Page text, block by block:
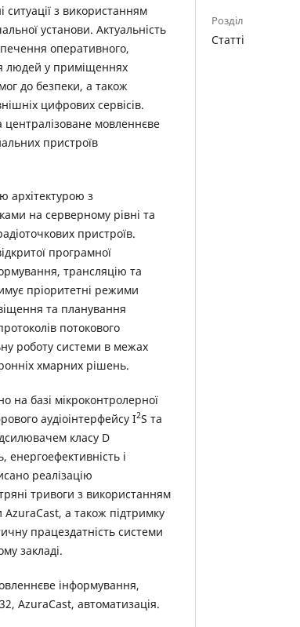
з використанням
установи. Актуальність
оперативного,
людей у приміщеннях
до безпеки, а також
цифрових сервісів.
централізоване мовленнєве
пристроїв
архітектурою з
на серверному рівні та
пристроїв.
програмної
трансляцію та
пріоритетні режими
та планування
потокового
роботу системи в межах
хмарних рішень.
на базі мікроконтролерної
аудіоінтерфейсу I2S та
класу D
енергоефективність і
реалізацію
тривоги з використанням
а також підтримку
працездатність системи
закладі.
інформування,
AzuraCast, автоматизація.
Розділ
Статті